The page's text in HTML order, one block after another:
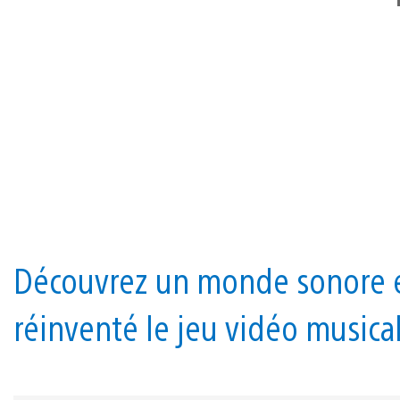
Découvrez un monde
réinventé le jeu vidéo musical